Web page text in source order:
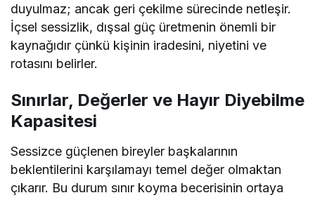
duyulmaz; ancak geri çekilme sürecinde netleşir.
İçsel sessizlik, dışsal güç üretmenin önemli bir
kaynağıdır çünkü kişinin iradesini, niyetini ve
rotasını belirler.
Sınırlar, Değerler ve Hayır Diyebilme
Kapasitesi
Sessizce güçlenen bireyler başkalarının
beklentilerini karşılamayı temel değer olmaktan
çıkarır. Bu durum sınır koyma becerisinin ortaya